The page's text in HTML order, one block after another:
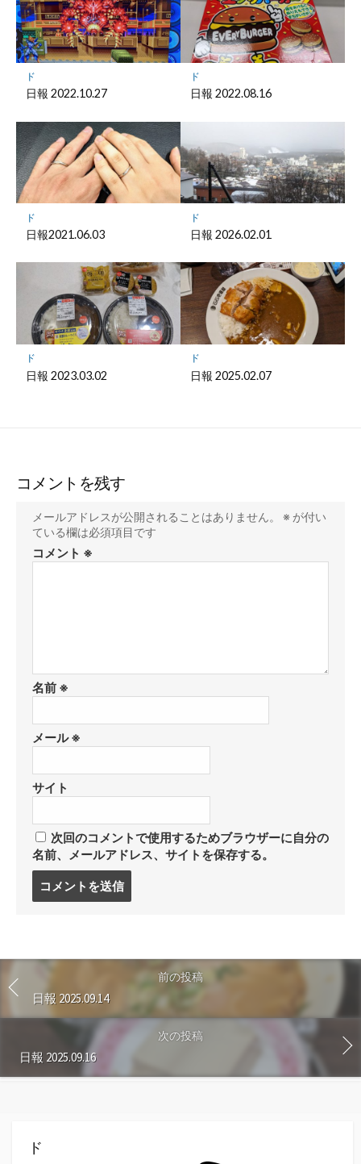
ー
ク
に
保
ド
日報 2022.10.27
ド
日報 2022.08.16
ド
日報2021.06.03
ド
日報 2026.02.01
ド
日報 2023.03.02
ド
日報 2025.02.07
コメントを残す
メールアドレスが公開されることはありません。 ※ が付い
ている欄は必須項目です
コメント ※
名前 ※
メール※
サイト
次回のコメントで使用するためブラウザーに自分の
名前、メールアドレス、サイトを保存する。
る
前の投稿
日報 2025.09.14
次の投稿
日報 2025.09.16
ド